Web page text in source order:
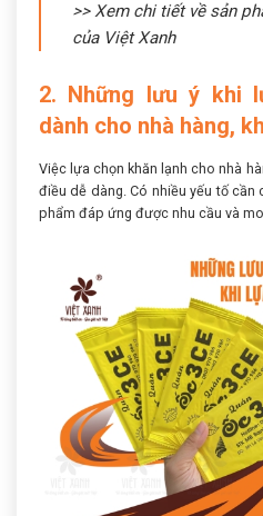
>> Xem chi tiết về sản
của Việt Xanh
2. Những lưu ý khi
dành cho nhà hàng,
Việc lựa chọn khăn lạnh cho nhà
điều dễ dàng. Có nhiều yếu tố
phẩm đáp ứng được nhu cầu và